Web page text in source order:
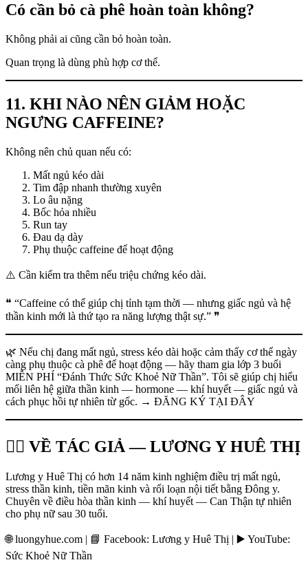
Có cần bỏ cà phê hoàn toàn không?
Không phải ai cũng cần bỏ hoàn toàn.
Quan trọng là dùng phù hợp cơ thể.
11. KHI NÀO NÊN GIẢM HOẶC
NGƯNG CAFFEINE?
Không nên chủ quan nếu có:
Mất ngủ kéo dài
Tim đập nhanh thường xuyên
Lo âu nặng
Bốc hỏa nhiều
Run tay
Đau dạ dày
Phụ thuộc caffeine để hoạt động
⚠️ Cần kiểm tra thêm nếu triệu chứng kéo dài.
❝ “Caffeine có thể giúp chị tỉnh tạm thời — nhưng giấc ngủ và hệ
thần kinh mới là thứ tạo ra năng lượng thật sự.” ❞
🌿 Nếu chị đang mất ngủ, stress kéo dài hoặc cảm thấy cơ thể ngày
càng phụ thuộc cà phê để hoạt động — hãy tham gia lớp 3 buổi
MIỄN PHÍ “Đánh Thức Sức Khoẻ Nữ Thần”. Tôi sẽ giúp chị hiểu
mối liên hệ giữa thần kinh — hormone — khí huyết — giấc ngủ và
cách phục hồi tự nhiên từ gốc. → ĐĂNG KÝ TẠI ĐÂY
👩‍⚕️ VỀ TÁC GIẢ — LƯƠNG Y HUÊ THỊ
Lương y Huê Thị có hơn 14 năm kinh nghiệm điều trị mất ngủ,
stress thần kinh, tiền mãn kinh và rối loạn nội tiết bằng Đông y.
Chuyên về điều hòa thần kinh — khí huyết — Can Thận tự nhiên
cho phụ nữ sau 30 tuổi.
🌐 luongyhue.com | 📘 Facebook: Lương y Huê Thị | ▶️ YouTube:
Sức Khoẻ Nữ Thần